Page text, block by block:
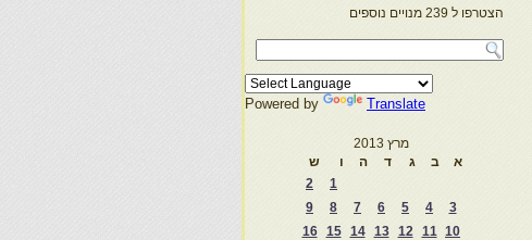
הצטרפו ל 239 מנויים נוספים
Powered by Translate
מרץ 2013
א
ב ג ד ה ו
ש
1
2
3
4
5
6
7
8
9
10
11
12
13
14
15
16